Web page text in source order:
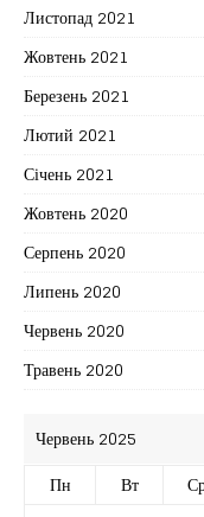
Листопад 2021
Жовтень 2021
Березень 2021
Лютий 2021
Січень 2021
Жовтень 2020
Серпень 2020
Липень 2020
Червень 2020
Травень 2020
Червень 2025
Пн
Вт